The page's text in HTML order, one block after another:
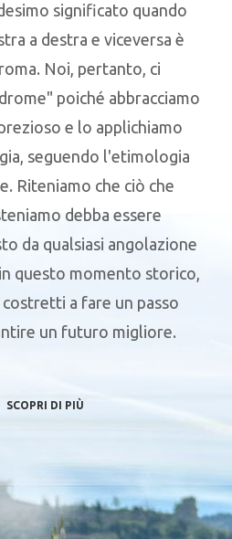
significato quando
a destra e viceversa è
Noi, pertanto, ci
poiché abbracciamo
e lo applichiamo
seguendo l'etimologia
Riteniamo che ciò che
debba essere
da qualsiasi angolazione
questo momento storico,
a fare un passo
un futuro migliore.
SCOPRI DI PIÙ